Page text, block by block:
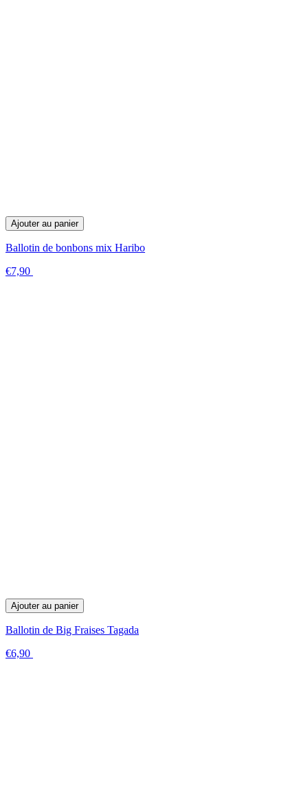
Ajouter au panier
Ballotin de bonbons mix Haribo
€7,90
Ajouter au panier
Ballotin de Big Fraises Tagada
€6,90